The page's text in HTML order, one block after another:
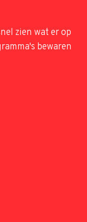
zien wat er op
bewaren